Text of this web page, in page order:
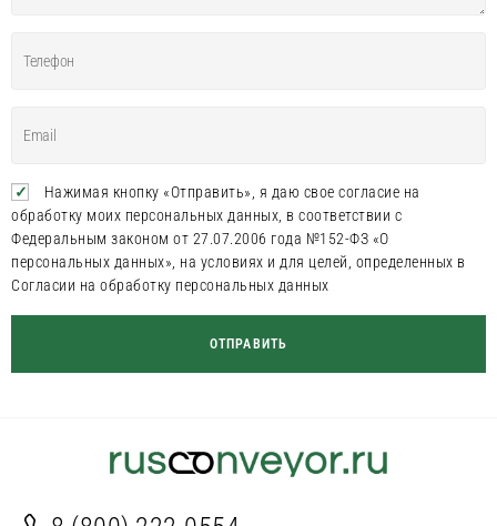
Нажимая кнопку «Отправить», я даю свое согласие на
обработку моих персональных данных, в соответствии с
Федеральным законом от 27.07.2006 года №152-ФЗ «О
персональных данных», на условиях и для целей, определенных в
Согласии на обработку персональных данных